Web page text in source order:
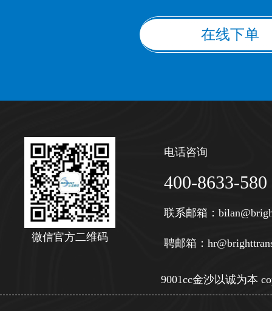
在线下单
微信官方二维码
电话咨询
400-8633-580
联系邮箱：
聘邮箱：
9001cc金沙以诚为本